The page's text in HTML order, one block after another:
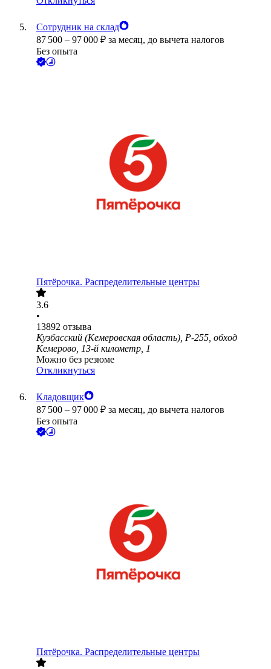
Сотрудник на склад
87 500 – 97 000 ₽ за месяц, до вычета налогов
Без опыта
Пятёрочка. Распределительные центры
3.6
•
13892 отзыва
Кузбасский (Кемеровская область), Р-255, обход
Кемерово, 13-й километр, 1
Можно без резюме
Откликнуться
Кладовщик
87 500 – 97 000 ₽ за месяц, до вычета налогов
Без опыта
Пятёрочка. Распределительные центры